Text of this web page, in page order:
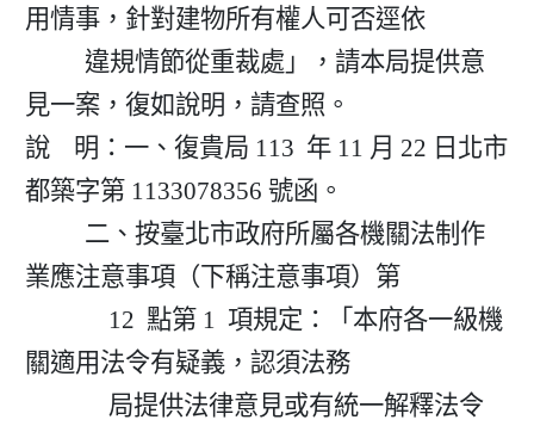
用情事，針對建物所有權人可否逕依
見一案，復如說明，請查照。
說    明：一、復貴局 113  年 11 月 22 日北市
都築字第 1133078356 號函。
業應注意事項（下稱注意事項）第
關適用法令有疑義，認須法務